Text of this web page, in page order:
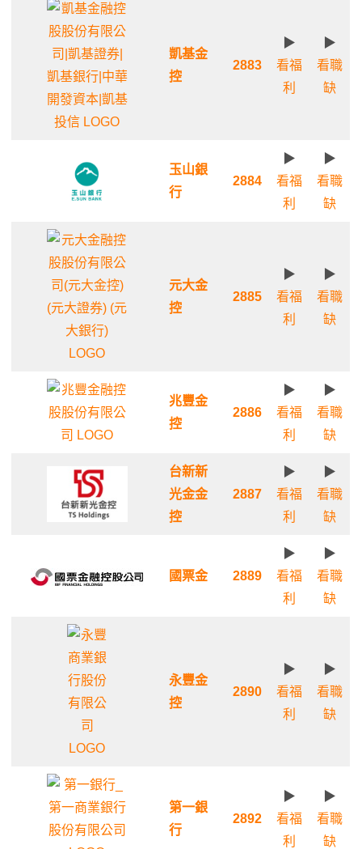
凱基金
控
2883
▶
看福
利
▶
看職
缺
玉山銀
行
2884
▶
看福
利
▶
看職
缺
元大金
控
2885
▶
看福
利
▶
看職
缺
兆豐金
控
2886
▶
看福
利
▶
看職
缺
台新新
光金金
控
2887
▶
看福
利
▶
看職
缺
國票金 2889
▶
看福
利
▶
看職
缺
永豐金
控
2890
▶
看福
利
▶
看職
缺
第一銀
行
2892
▶
看福
利
▶
看職
缺